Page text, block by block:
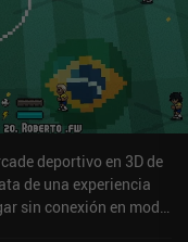
deportivo en 3D de
de una experiencia
sin conexión en modo